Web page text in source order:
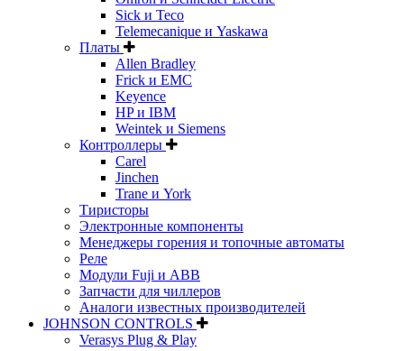
Sick и Teco
Telemecanique и Yaskawa
Платы
Allen Bradley
Frick и EMC
Keyence
HP и IBM
Weintek и Siemens
Контроллеры
Carel
Jinchen
Trane и York
Тиристоры
Электронные компоненты
Менеджеры горения и топочные автоматы
Реле
Модули Fuji и ABB
Запчасти для чиллеров
Аналоги известных производителей
JOHNSON CONTROLS
Verasys Plug & Play